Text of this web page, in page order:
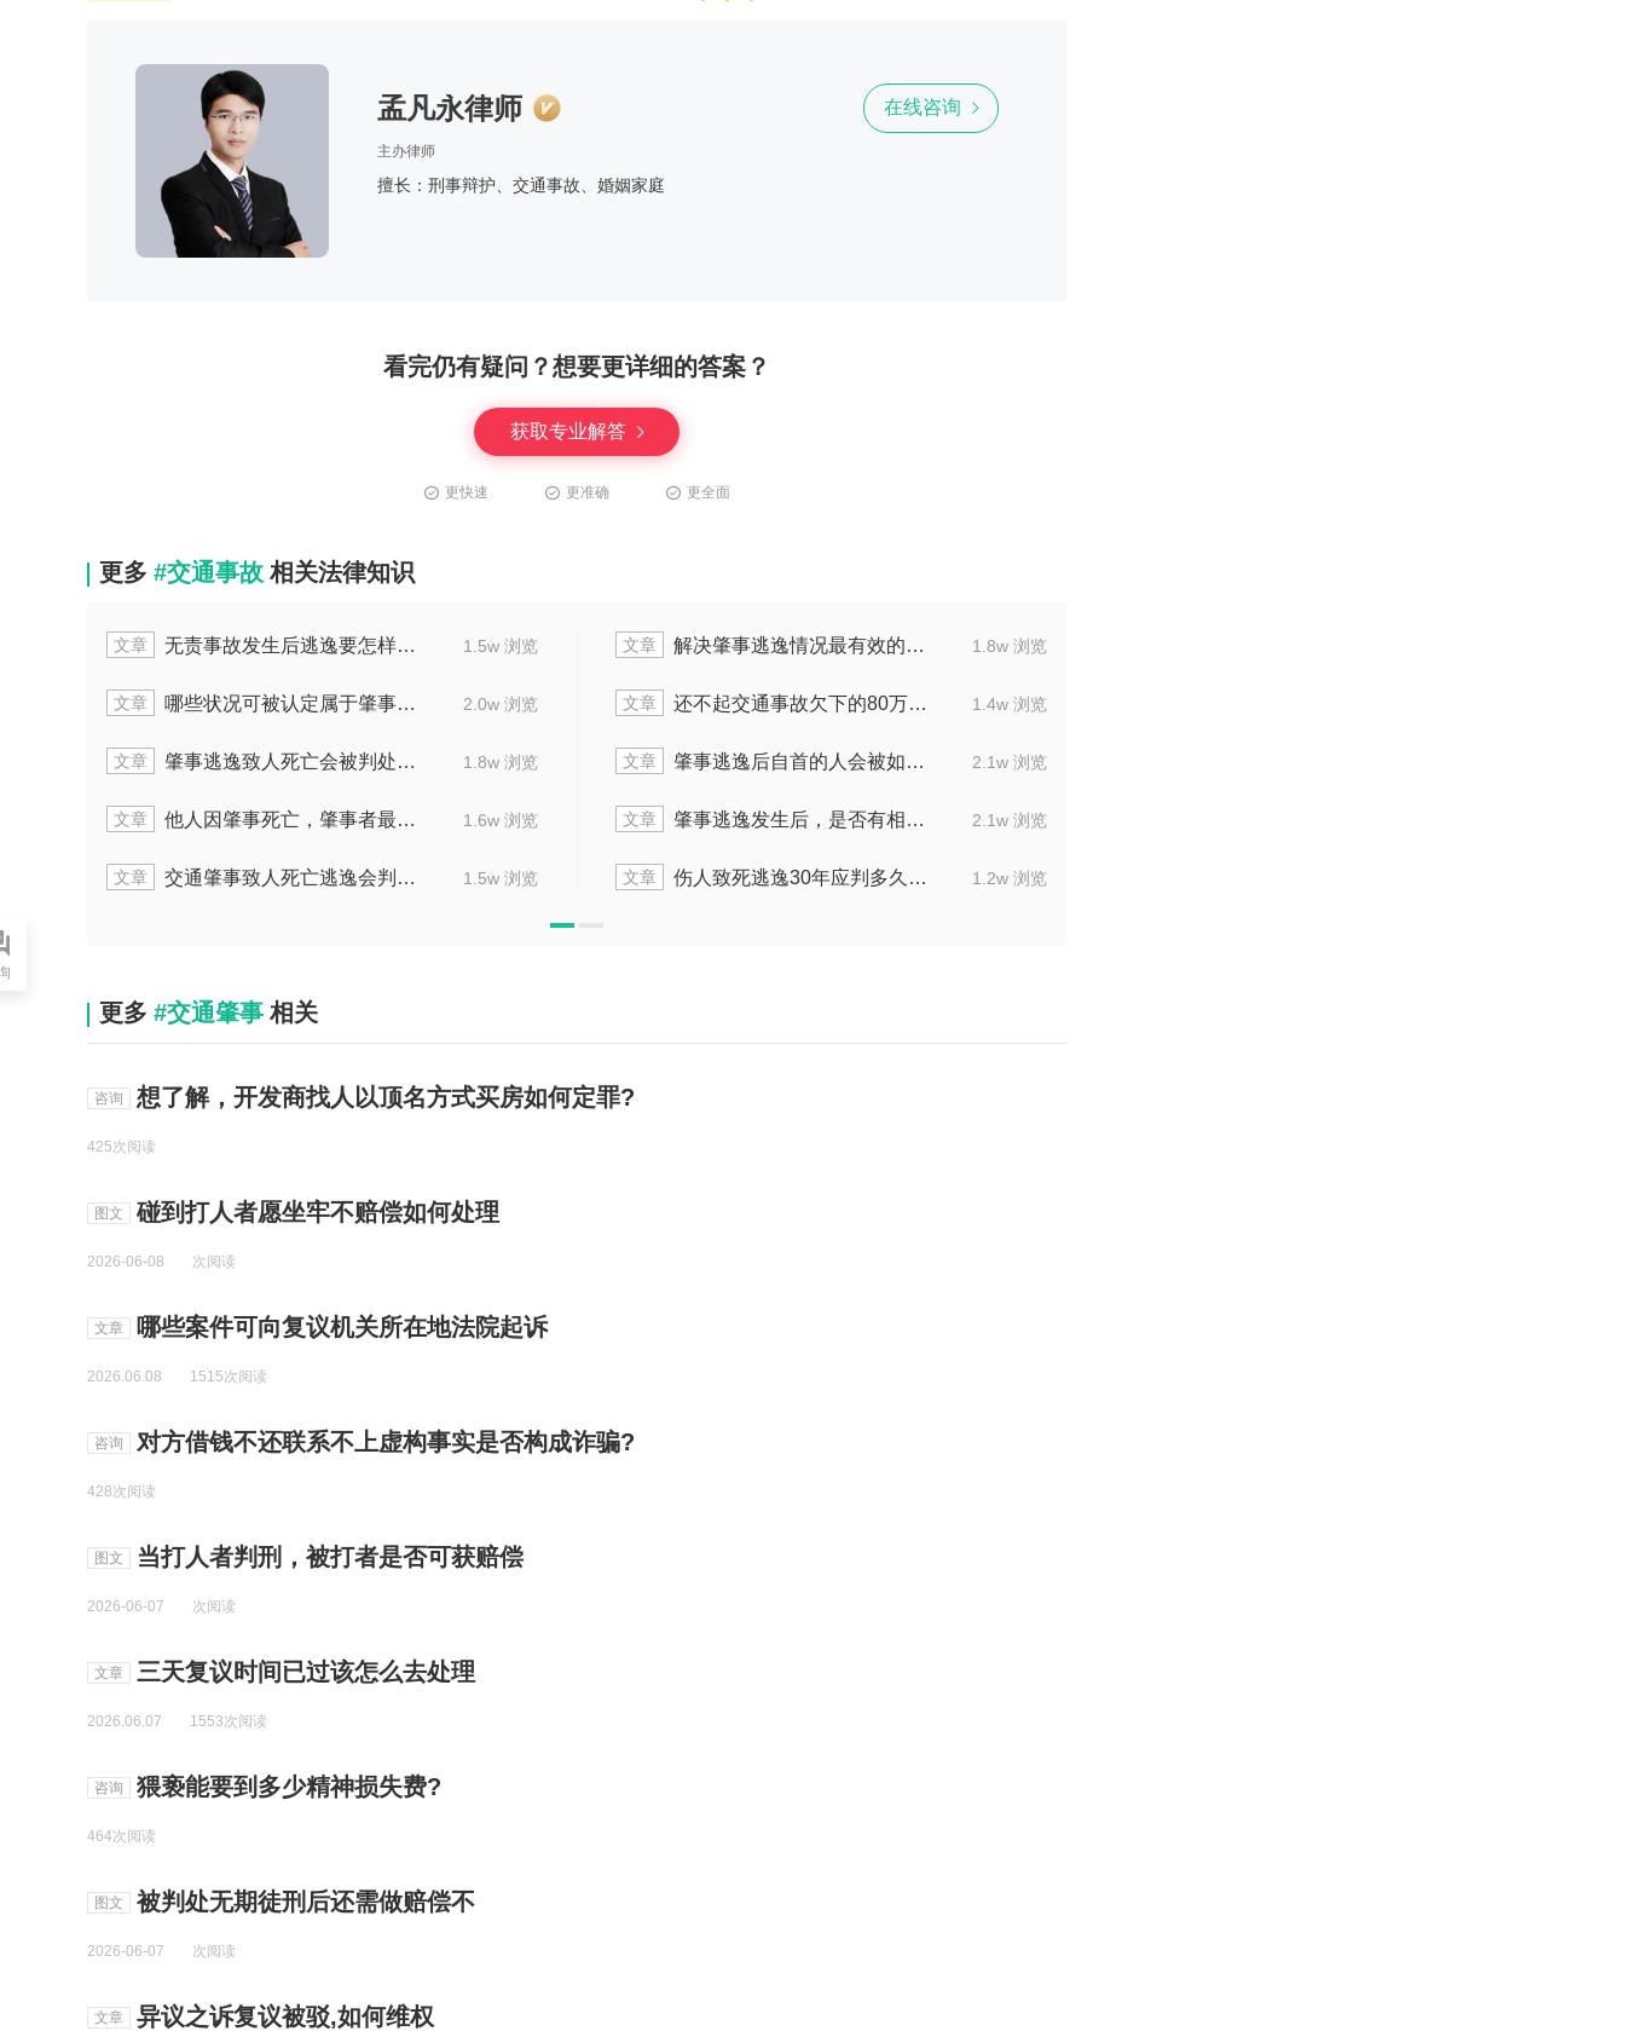
孟凡永律师
主办律师
擅长：刑事辩护、交通事故、婚姻家庭
在线咨询
看完仍有疑问？想要更详细的答案？
获取专业解答
更快速 更准确 更全面
更多 #交通事故 相关法律知识
1.5w 浏览
文章 无责事故发生后逃逸要怎样处置 1.8w 浏览
文章 解决肇事逃逸情况最有效的办法是什么
2.0w 浏览
文章 哪些状况可被认定属于肇事逃逸 1.4w 浏览
文章 还不起交通事故欠下的80万会判几年
1.8w 浏览
文章 肇事逃逸致人死亡会被判处多少年刑罚 2.1w 浏览
文章 肇事逃逸后自首的人会被如何判刑
1.6w 浏览
文章 他人因肇事死亡，肇事者最多判几年 2.1w 浏览
文章 肇事逃逸发生后，是否有相关责任人
1.5w 浏览
文章 交通肇事致人死亡逃逸会判多长刑期 1.2w 浏览
文章 伤人致死逃逸30年应判多久刑罚
更多 #交通肇事 相关
咨询 想了解，开发商找人以顶名方式买房如何定罪?
425次阅读
图文 碰到打人者愿坐牢不赔偿如何处理
2026-06-08 次阅读
文章 哪些案件可向复议机关所在地法院起诉
2026.06.08 1515次阅读
咨询 对方借钱不还联系不上虚构事实是否构成诈骗?
428次阅读
图文 当打人者判刑，被打者是否可获赔偿
2026-06-07 次阅读
文章 三天复议时间已过该怎么去处理
2026.06.07 1553次阅读
咨询 猥亵能要到多少精神损失费?
464次阅读
图文 被判处无期徒刑后还需做赔偿不
2026-06-07 次阅读
文章 异议之诉复议被驳,如何维权